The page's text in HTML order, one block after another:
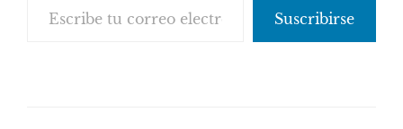
Suscribirse